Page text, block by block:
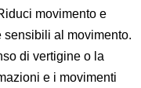
movimento e
sensibili al movimento.
di vertigine o la
e i movimenti